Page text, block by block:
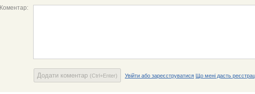
Коментар:
Додати коментар (Ctrl+Enter) Увійти або зареєструватися Що мені дасть